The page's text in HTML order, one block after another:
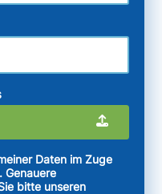
Daten im Zuge
Genauere
bitte unseren